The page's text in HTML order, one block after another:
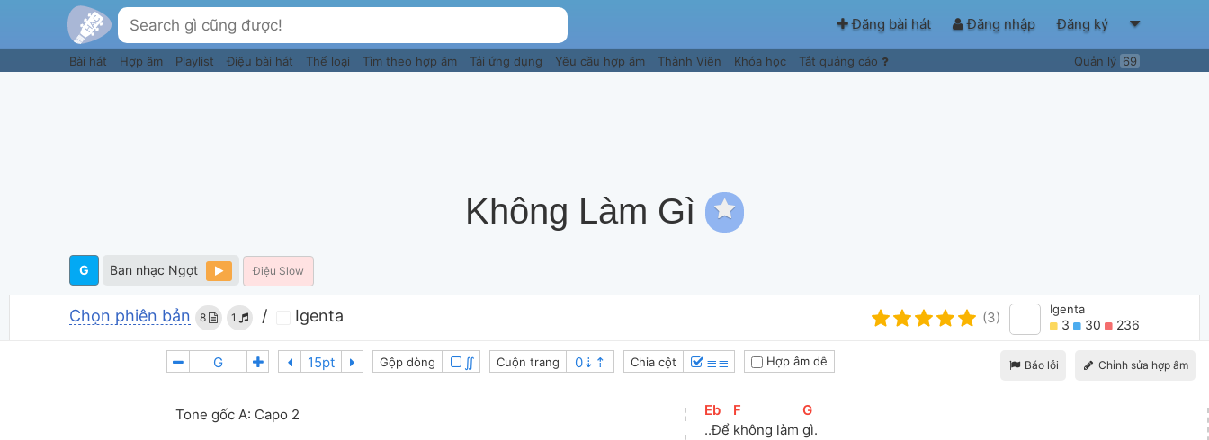
Đăng bài hát Đăng nhập Đăng ký
Bài hát Hợp âm Playlist Điệu bài hát Thể loại Tìm theo hợp âm Tải ứng dụng Yêu cầu hợp âm Thành Viên Khóa học Tắt quảng cáo Quản lý 69
Không Làm Gì
G Ban nhạc Ngọt Điệu Slow
Chọn phiên bản 8 1 / Igenta (3)
Igenta
3 30 236
Báo lỗi Chỉnh sửa hợp âm
Gộp dòng ∬ Cuộn trang Chia cột ≣≣ Hợp âm dễ
Tone gốc A: Capo 2 [Eb
..Để
[F
không làm
[
G
gì.